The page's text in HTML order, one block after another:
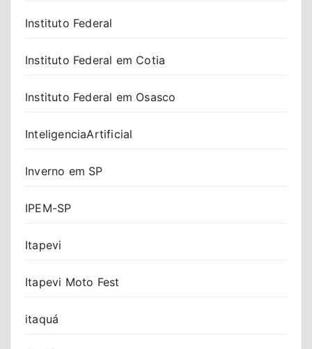
Instituto Federal
Instituto Federal em Cotia
Instituto Federal em Osasco
InteligenciaArtificial
Inverno em SP
IPEM-SP
Itapevi
Itapevi Moto Fest
itaquá